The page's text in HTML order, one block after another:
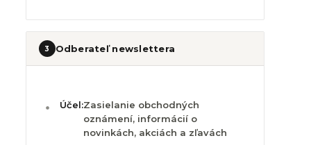
3 Odberateľ newslettera
Účel:Zasielanie obchodných
oznámení, informácií o
novinkách, akciách a zľavách